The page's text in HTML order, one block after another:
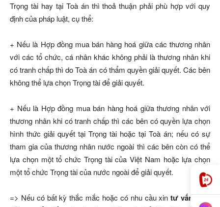
Trọng tài hay tại Toà án thì thoả thuận phải phù hợp với quy
định của pháp luật, cụ thể:
+ Nếu là Hợp đồng mua bán hàng hoá giữa các thương nhân
với các tổ chức, cá nhân khác không phải là thương nhân khi
có tranh chấp thì do Toà án có thẩm quyền giải quyết. Các bên
không thể lựa chọn Trọng tài để giải quyết.
+ Nếu là Hợp đồng mua bán hàng hoá giữa thương nhân với
thương nhân khi có tranh chấp thì các bên có quyền lựa chọn
hình thức giải quyết tại Trọng tài hoặc tại Toà án; nếu có sự
tham gia của thương nhân nước ngoài thì các bên còn có thể
lựa chọn một tổ chức Trọng tài của Việt Nam hoặc lựa chọn
một tổ chức Trọng tài của nước ngoài để giải quyết.
=> Nếu có bất kỳ thắc mắc hoặc có nhu cầu xintư vấn Hợp